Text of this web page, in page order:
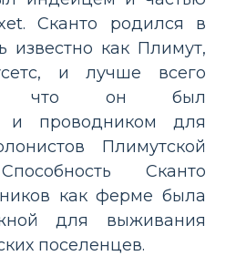
Сканто родился в
известно как Плимут,
и лучше всего
что он был
и проводником для
Плимутской
Сканто
как ферме была
для выживания
поселенцев.